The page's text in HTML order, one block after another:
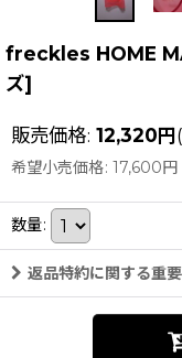
freckles HOME
ズ]
販売価格: 12,320円
希望小売価格: 17,600円
数量:
返品特約に関する重